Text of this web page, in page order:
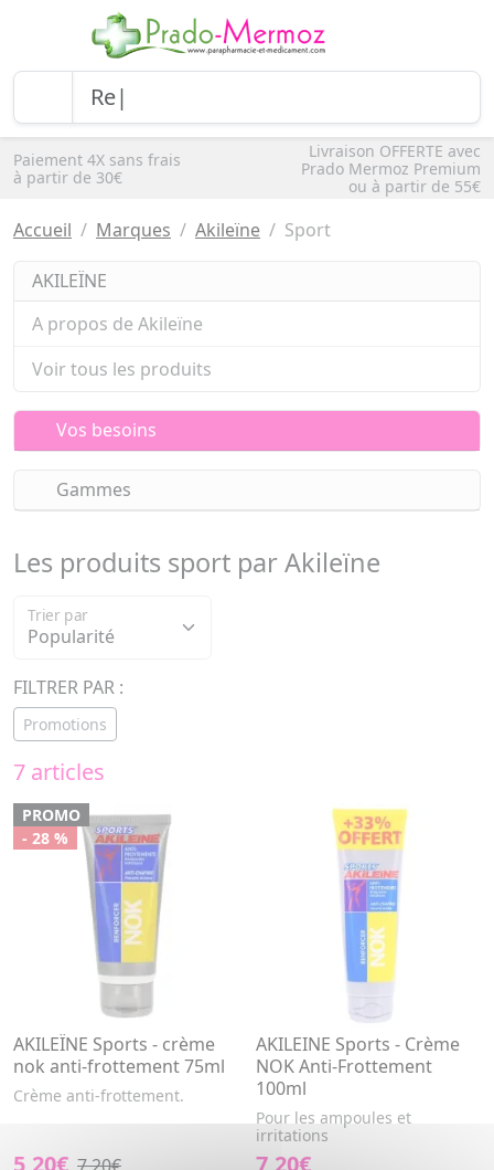
Paiement 4X sans frais
à partir de 30€
Livraison OFFERTE avec
Prado Mermoz Premium
ou à partir de 55€
Accueil Marques Akileïne Sport
AKILEÏNE
A propos de Akileïne
Voir tous les produits
Vos besoins
Gammes
Les produits sport par Akileïne
Trier par
FILTRER PAR :
Promotions
7 articles
PROMO
- 28 %
AKILEÏNE Sports - crème
nok anti-frottement 75ml
Crème anti-frottement.
5,20€
AKILEINE Sports - Crème
NOK Anti-Frottement
100ml
Pour les ampoules et
irritations
7,20€